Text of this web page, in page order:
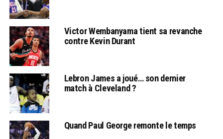
Victor Wembanyama tient sa revanche
contre Kevin Durant
Lebron James a joué… son dernier
match à Cleveland ?
Quand Paul George remonte le temps